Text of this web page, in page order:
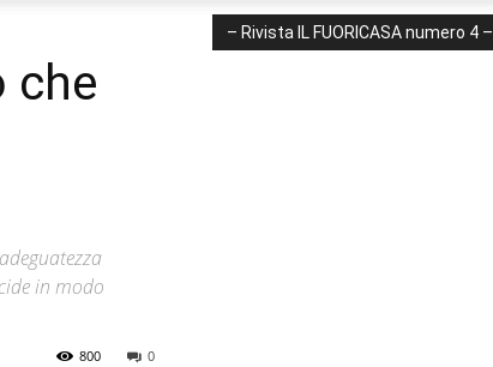
che
in modo
0
800
– Rivista IL FUORICASA numero 4 –